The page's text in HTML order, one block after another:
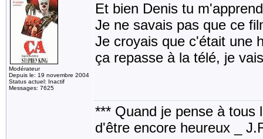
Modérateur
Depuis le: 19 novembre 2004
Status actuel: Inactif
Messages: 7625
Et bien Denis tu
Je ne savais pas que ce
Je croyais que c'était une
ça repasse à la télé, je
*** Quand je pense à tous
d'être encore heureux _